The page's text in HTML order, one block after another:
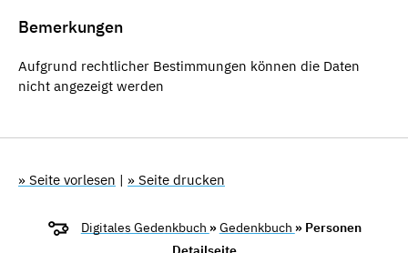
Bemerkungen
Aufgrund rechtlicher Bestimmungen können die Daten
nicht angezeigt werden
» Seite vorlesen | » Seite drucken
Digitales Gedenkbuch »Gedenkbuch » Personen